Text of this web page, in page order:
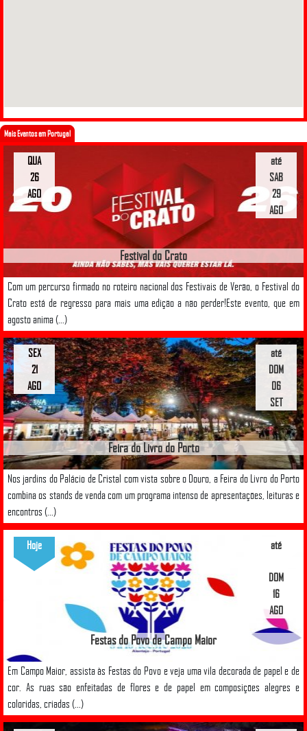
Mais Eventos em Portugal
Festival do Crato
Com um percurso firmado no roteiro nacional dos Festivais de Verão, o Festival do
Crato está de regresso para mais uma edição a não perder!Este evento, que em
agosto anima (...)
até
SAB
29
AGO
QUA
26
AGO
Feira do Livro do Porto
Nos jardins do Palácio de Cristal com vista sobre o Douro, a Feira do Livro do Porto
combina os stands de venda com um programa intenso de apresentações, leituras e
encontros (...)
até
DOM
06
SET
SEX
21
AGO
Festas do Povo de Campo Maior
Em Campo Maior, assista às Festas do Povo e veja uma vila decorada de papel e de
cor. As ruas são enfeitadas de flores e de papel em composições alegres e
coloridas, criadas (...)
até
DOM
16
AGO
Hoje